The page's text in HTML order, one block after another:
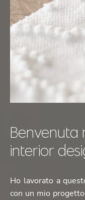
Benvenuta
interior
Ho lavorato a
con un mio